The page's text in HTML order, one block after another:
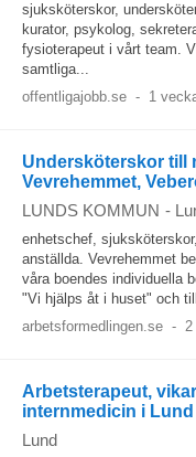
sjuksköterskor,
kurator, psykolog,
fysioterapeut i vårt team.
samtliga...
offentligajobb.se - 1
Undersköterskor till
Vevrehemmet,
LUNDS KOMMUN -
enhetschef, sjuksköterskor,
anställda. Vevrehemmet
våra boendes individuella
"Vi hjälps åt i huset" och
arbetsformedlingen.se - 2
Arbetsterapeut,
internmedicin i Lund
Lund